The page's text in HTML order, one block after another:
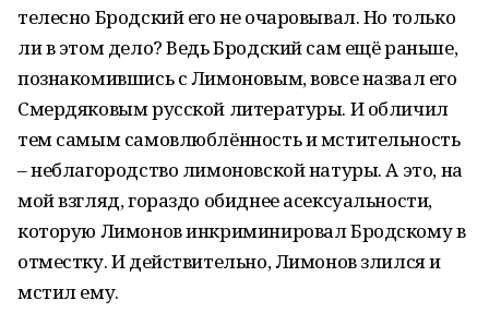
телесно Бродский его не очаровывал. Но только
ли в этом дело? Ведь Бродский сам ещё раньше,
познакомившись с Лимоновым, вовсе назвал его
Смердяковым русской литературы. И обличил
тем самым самовлюблённость и мстительность
– неблагородство лимоновской натуры. А это, на
мой взгляд, гораздо обиднее асексуальности,
которую Лимонов инкриминировал Бродскому в
отместку. И действительно, Лимонов злился и
мстил ему.